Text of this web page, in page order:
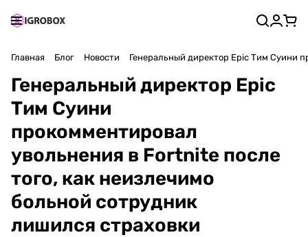
Главная Блог Новости Генеральный директор Epic Тим Суини
Генеральный директор Epic
Тим Суини
прокомментировал
увольнения в Fortnite после
того, как неизлечимо
больной сотрудник
лишился страховки